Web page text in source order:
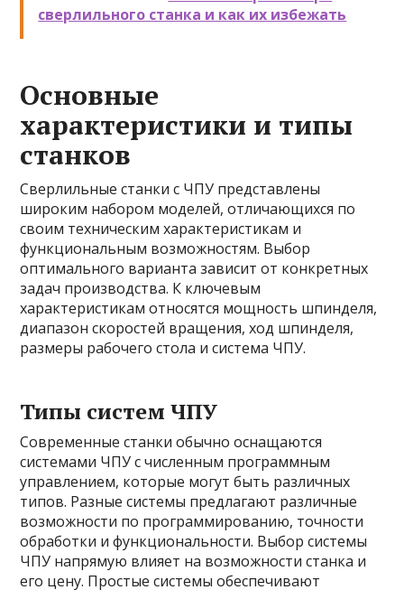
сверлильного станка и как их избежать
Основные
характеристики и типы
станков
Сверлильные станки с ЧПУ представлены
широким набором моделей, отличающихся по
своим техническим характеристикам и
функциональным возможностям. Выбор
оптимального варианта зависит от конкретных
задач производства. К ключевым
характеристикам относятся мощность шпинделя,
диапазон скоростей вращения, ход шпинделя,
размеры рабочего стола и система ЧПУ.
Типы систем ЧПУ
Современные станки обычно оснащаются
системами ЧПУ с численным программным
управлением, которые могут быть различных
типов. Разные системы предлагают различные
возможности по программированию, точности
обработки и функциональности. Выбор системы
ЧПУ напрямую влияет на возможности станка и
его цену. Простые системы обеспечивают